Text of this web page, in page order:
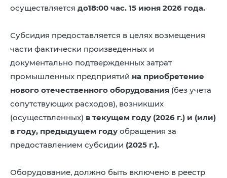
осуществляется до18:00 час. 15 июня 2026 года.
Субсидия предоставляется в целях возмещения
части фактически произведенных и
документально подтвержденных затрат
промышленных предприятий на приобретение
нового отечественного оборудования (без учета
сопутствующих расходов), возникших
(осуществленных) в текущем году (2026 г.) и (или)
в году, предыдущем году обращения за
предоставлением субсидии (2025 г.).
Оборудование, должно быть включено в реестр